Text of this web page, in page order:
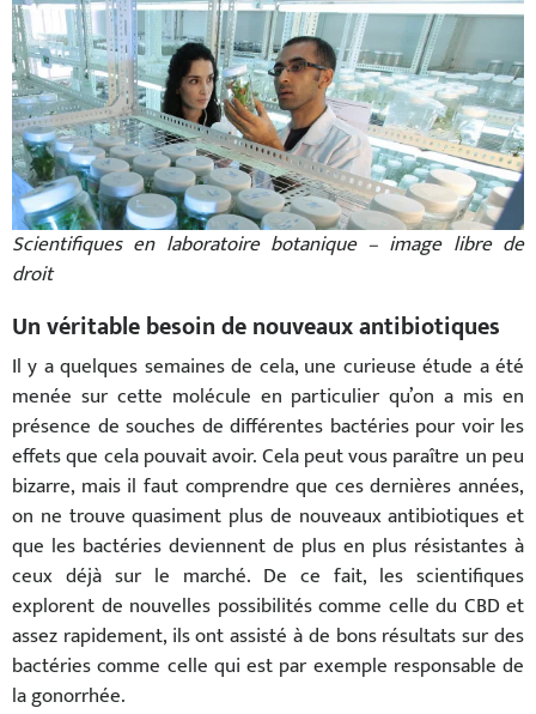
Scientifiques en laboratoire botanique – image libre de
droit
Un véritable besoin de nouveaux antibiotiques
Il y a quelques semaines de cela, une curieuse étude a été
menée sur cette molécule en particulier qu’on a mis en
présence de souches de différentes bactéries pour voir les
effets que cela pouvait avoir. Cela peut vous paraître un peu
bizarre, mais il faut comprendre que ces dernières années,
on ne trouve quasiment plus de nouveaux antibiotiques et
que les bactéries deviennent de plus en plus résistantes à
ceux déjà sur le marché. De ce fait, les scientifiques
explorent de nouvelles possibilités comme celle du CBD et
assez rapidement, ils ont assisté à de bons résultats sur des
bactéries comme celle qui est par exemple responsable de
la gonorrhée.